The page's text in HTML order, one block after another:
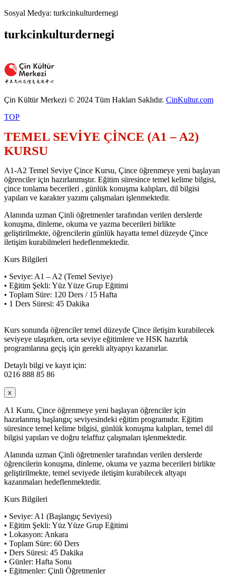
Sosyal Medya: turkcinkulturdernegi
turkcinkulturdernegi
Çin Kültür Merkezi © 2024 Tüm Hakları Saklıdır. CinKultur.com
TOP
TEMEL SEVİYE ÇİNCE (A1 – A2)
KURSU
A1-A2 Temel Seviye Çince Kursu, Çince öğrenmeye yeni başlayan
öğrenciler için hazırlanmıştır. Eğitim süresince temel kelime bilgisi,
çince tonlama becerileri , günlük konuşma kalıpları, dil bilgisi
yapıları ve karakter yazımı çalışmaları işlenmektedir.
Alanında uzman Çinli öğretmenler tarafından verilen derslerde
konuşma, dinleme, okuma ve yazma becerileri birlikte
geliştirilmekte, öğrencilerin günlük hayatta temel düzeyde Çince
iletişim kurabilmeleri hedeflenmektedir.
Kurs Bilgileri
• Seviye: A1 – A2 (Temel Seviye)
• Eğitim Şekli: Yüz Yüze Grup Eğitimi
• Toplam Süre: 120 Ders / 15 Hafta
• 1 Ders Süresi: 45 Dakika
Kurs sonunda öğrenciler temel düzeyde Çince iletişim kurabilecek
seviyeye ulaşırken, orta seviye eğitimlere ve HSK hazırlık
programlarına geçiş için gerekli altyapıyı kazanırlar.
Detaylı bilgi ve kayıt için:
0216 888 85 86
x
A1 Kuru, Çince öğrenmeye yeni başlayan öğrenciler için
hazırlanmış başlangıç seviyesindeki eğitim programıdır. Eğitim
süresince temel kelime bilgisi, günlük konuşma kalıpları, temel dil
bilgisi yapıları ve doğru telaffuz çalışmaları işlenmektedir.
Alanında uzman Çinli öğretmenler tarafından verilen derslerde
öğrencilerin konuşma, dinleme, okuma ve yazma becerileri birlikte
geliştirilmekte, temel seviyede iletişim kurabilecek altyapı
kazanmaları hedeflenmektedir.
Kurs Bilgileri
• Seviye: A1 (Başlangıç Seviyesi)
• Eğitim Şekli: Yüz Yüze Grup Eğitimi
• Lokasyon: Ankara
• Toplam Süre: 60 Ders
• Ders Süresi: 45 Dakika
• Günler: Hafta Sonu
• Eğitmenler: Çinli Öğretmenler